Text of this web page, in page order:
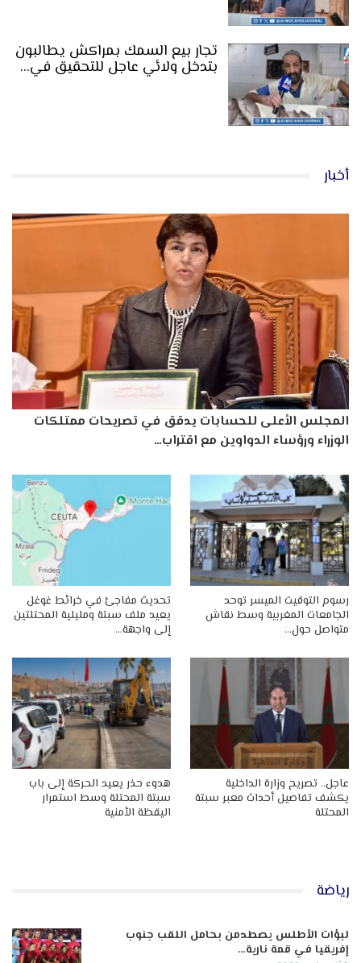
تجار بيع السمك بمراكش يطالبون
بتدخل ولائي عاجل للتحقيق في…
أخبار
المجلس الأعلى للحسابات يدقق في تصريحات ممتلكات
الوزراء ورؤساء الدواوين مع اقتراب…
رسوم التوقيت الميسر توحد
الجامعات المغربية وسط نقاش
متواصل حول…
تحديث مفاجئ في خرائط غوغل
يعيد ملف سبتة ومليلية المحتلتين
إلى واجهة…
عاجل.. تصريح وزارة الداخلية
يكشف تفاصيل أحداث معبر سبتة
المحتلة
هدوء حذر يعيد الحركة إلى باب
سبتة المحتلة وسط استمرار
اليقظة الأمنية
رياضة
لبؤات الأطلس يصطدمن بحامل اللقب جنوب
إفريقيا في قمة نارية…